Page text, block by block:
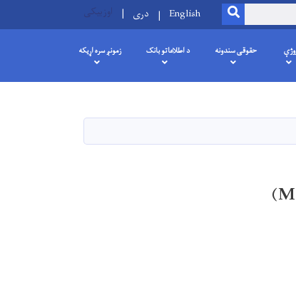
SEARCH
English دری اوزبیکی
حقوقی سندونه د اطلاعاتو بانک زمونږ سره اړیکه
د شهیدانو او معلولینو چارو وزارت او د مسلم هندز نړیوالې (MHI)